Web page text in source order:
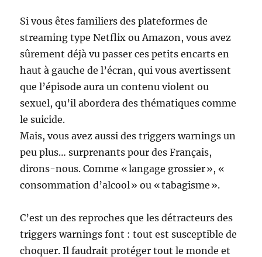
Si vous êtes familiers des plateformes de
streaming type Netflix ou Amazon, vous avez
sûrement déjà vu passer ces petits encarts en
haut à gauche de l’écran, qui vous avertissent
que l’épisode aura un contenu violent ou
sexuel, qu’il abordera des thématiques comme
le suicide.
Mais, vous avez aussi des triggers warnings un
peu plus… surprenants pour des Français,
dirons-nous. Comme « langage grossier », «
consommation d’alcool » ou « tabagisme ».
C’est un des reproches que les détracteurs des
triggers warnings font : tout est susceptible de
choquer. Il faudrait protéger tout le monde et